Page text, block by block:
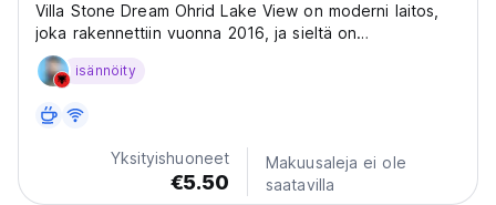
Villa Stone Dream Ohrid Lake View on moderni laitos,
joka rakennettiin vuonna 2016, ja sieltä on
henkeäsalpaavat näkymät Ohrid-järvelle.
isännöity
Yksityishuoneet
€5.50
Makuusaleja ei ole
saatavilla